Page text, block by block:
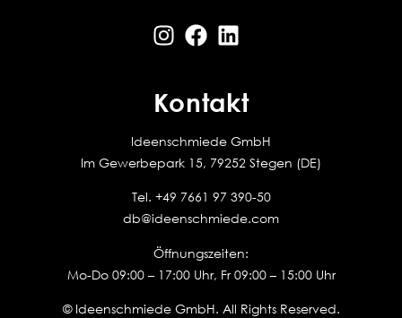
Kontakt
Ideenschmiede GmbH
Im Gewerbepark 15, 79252 Stegen (DE)
Tel. +49 7661 97 390-50
db@ideenschmiede.com
Öffnungszeiten:
Mo-Do 09:00 – 17:00 Uhr, Fr 09:00 – 15:00 Uhr
© Ideenschmiede GmbH. All Rights Reserved.